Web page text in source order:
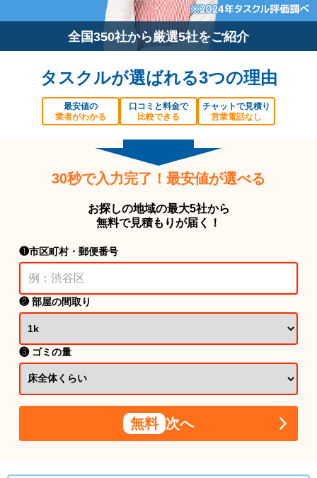
全国350社から厳選5社をご紹介
タスクルが選ばれる3つの理由
最安値の
業者がわかる
口コミと料金で
比較できる
チャットで見積り
営業電話なし
30秒で入力完了！最安値が選べる
お探しの地域の最大5社から
無料で見積もりが届く！
❶市区町村・郵便番号
❷ 部屋の間取り
❸ ゴミの量
無料 次へ